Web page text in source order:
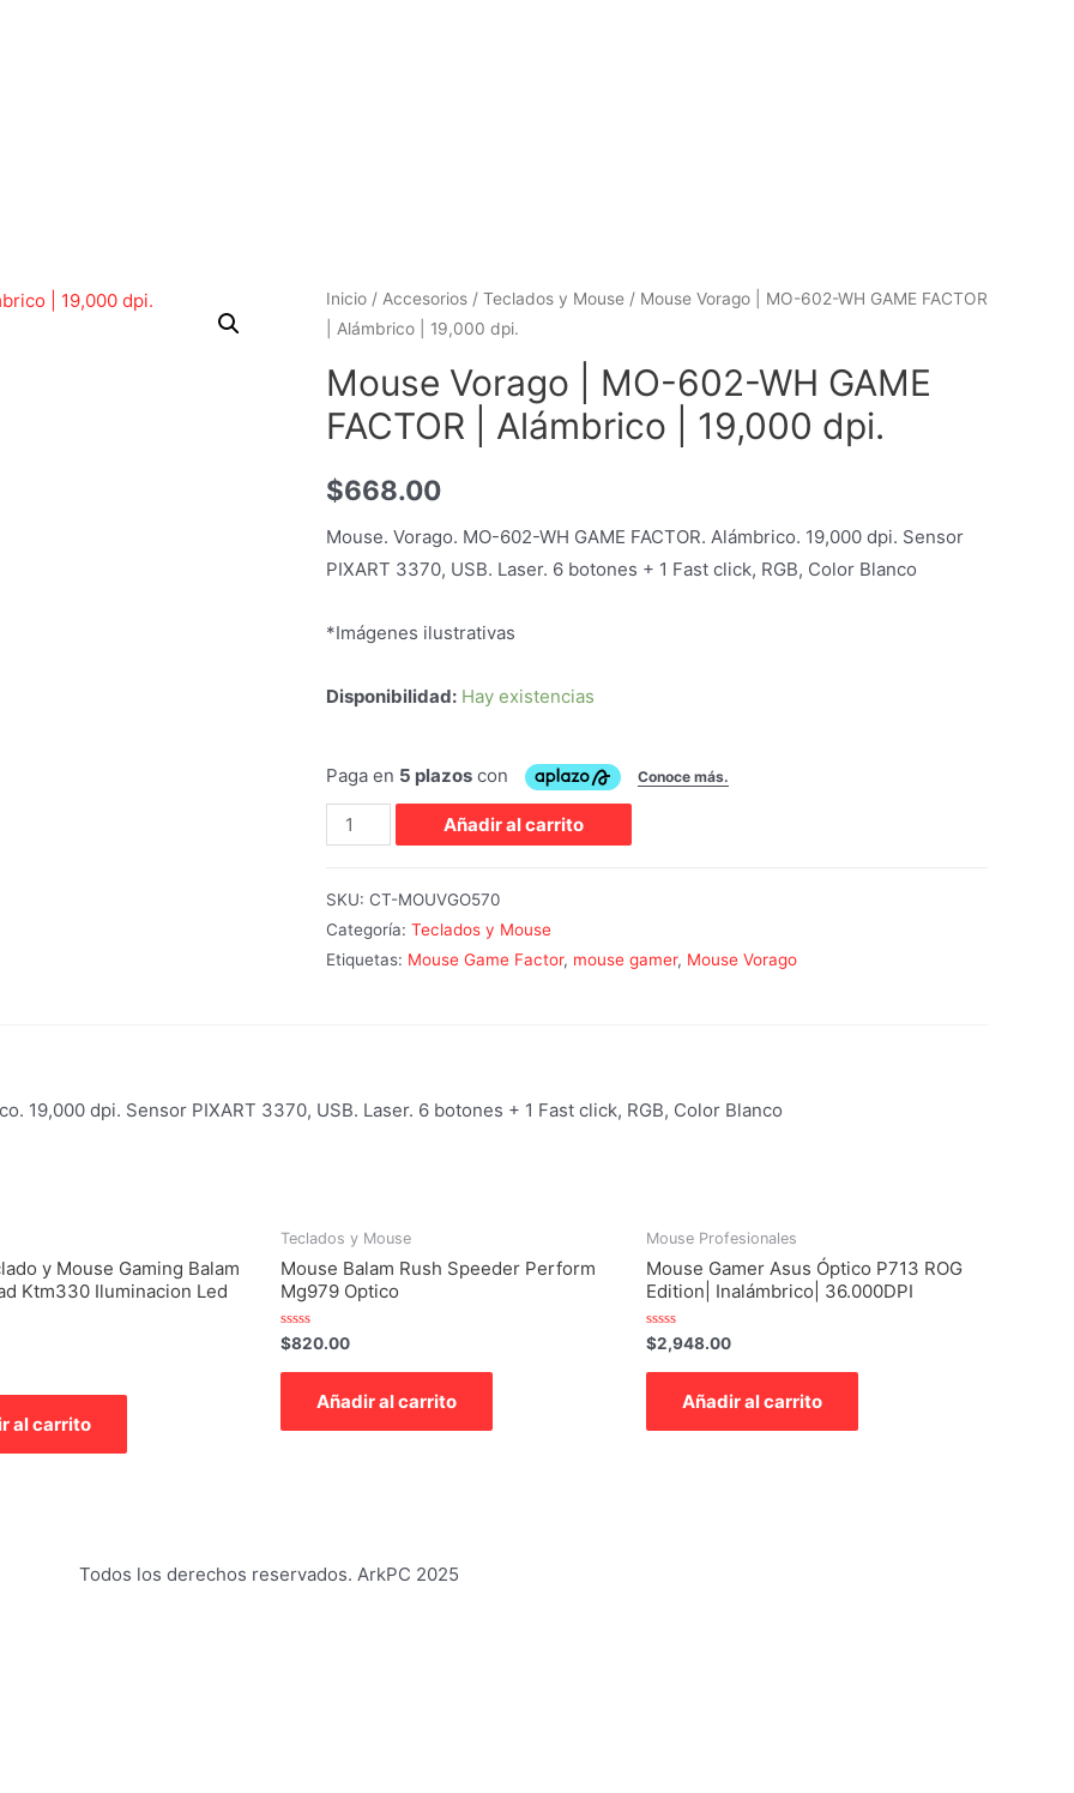
Inicio / Accesorios / Teclados y Mouse / Mouse Vorago | MO-602-WH GAME FACTOR
| Alámbrico | 19,000 dpi.
Mouse Vorago | MO-602-WH GAME
FACTOR | Alámbrico | 19,000 dpi.
$668.00
Mouse. Vorago. MO-602-WH GAME FACTOR. Alámbrico. 19,000 dpi. Sensor
PIXART 3370, USB. Laser. 6 botones + 1 Fast click, RGB, Color Blanco
*Imágenes ilustrativas
Disponibilidad: Hay existencias
Mouse
Vorago
602-
Alámbrico
cantidad
Añadir al carrito
SKU: CT-MOUVGO570
Categoría: Teclados y Mouse
Etiquetas: Mouse Game Factor, mouse gamer, Mouse Vorago
19,000 dpi. Sensor PIXART 3370, USB. Laser. 6 botones + 1 Fast click, RGB, Color Blanco
y Mouse Gaming Balam
Ktm330 Iluminacion Led
al carrito
Teclados y Mouse
Mouse Balam Rush Speeder Perform
Mg979 Optico
Valorado
con
0
$820.00
Añadir al carrito
Mouse Profesionales
Mouse Gamer Asus Óptico P713 ROG
Edition| Inalámbrico| 36.000DPI
Valorado
con
0
$2,948.00
Añadir al carrito
Todos los derechos reservados. ArkPC 2025